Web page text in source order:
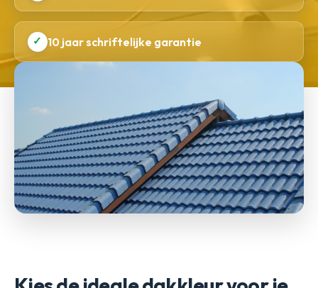
✓ 10 jaar schriftelijke garantie